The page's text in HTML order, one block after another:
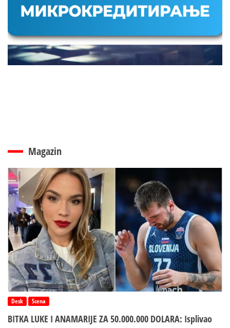
Magazin
Desk Scena
BITKA LUKE I ANAMARIJE ZA 50.000.000 DOLARA: Isplivao